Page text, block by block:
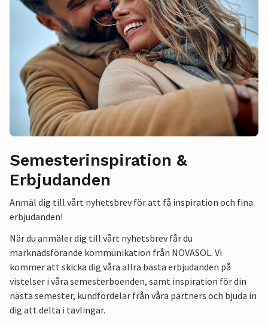
Semesterinspiration &
Erbjudanden
Anmäl dig till vårt nyhetsbrev för att få inspiration och fina
erbjudanden!
När du anmäler dig till vårt nyhetsbrev får du
marknadsförande kommunikation från NOVASOL. Vi
kommer att skicka dig våra allra bästa erbjudanden på
vistelser i våra semesterboenden, samt inspiration för din
nästa semester, kundfördelar från våra partners och bjuda in
dig att delta i tävlingar.